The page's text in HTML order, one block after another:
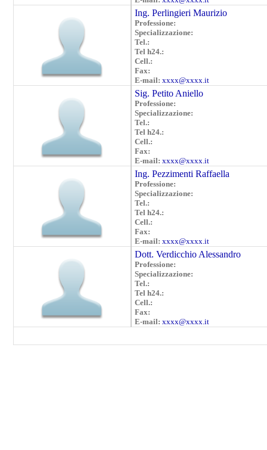
Ing. Perlingieri Maurizio
Professione:
Specializzazione:
Tel.:
Tel h24.:
Cell.:
Fax:
E-mail: xxxx@xxxx.it
Sig. Petito Aniello
Professione:
Specializzazione:
Tel.:
Tel h24.:
Cell.:
Fax:
E-mail: xxxx@xxxx.it
Ing. Pezzimenti Raffaella
Professione:
Specializzazione:
Tel.:
Tel h24.:
Cell.:
Fax:
E-mail: xxxx@xxxx.it
Dott. Verdicchio Alessandro
Professione:
Specializzazione:
Tel.:
Tel h24.:
Cell.:
Fax:
E-mail: xxxx@xxxx.it